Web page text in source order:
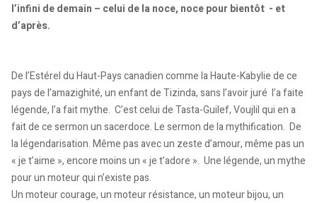
l’infini de demain – celui de la noce, noce pour bientôt - et
d’après.
De l’Estérel du Haut-Pays canadien comme la Haute-Kabylie de ce
pays de l’amazighité, un enfant de Tizinda, sans l’avoir juré l’a faite
légende, l’a fait mythe. C’est celui de Tasta-Guilef, Voujlil qui en a
fait de ce sermon un sacerdoce. Le sermon de la mythification. De
la légendarisation. Même pas avec un zeste d’amour, même pas un
« je t’aime », encore moins un « je t’adore ». Une légende, un mythe
pour un moteur qui n’existe pas.
Un moteur courage, un moteur résistance, un moteur bijou, un